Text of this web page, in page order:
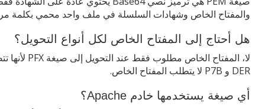
والمفتاح الخاص وشهادات السلسلة في ملف واحد محمي بكلمة
هل أحتاج إلى المفتاح الخاص لكل أنواع التحويل؟
DER و P7B لا يتطلب المفتاح الخاص.
أي صيغة يستخدمها خادم Apache؟